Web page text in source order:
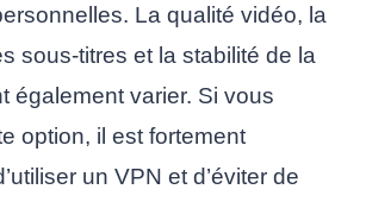
La qualité vidéo, la
sous-titres et la stabilité de la
également varier. Si vous
option, il est fortement
un VPN et d’éviter de